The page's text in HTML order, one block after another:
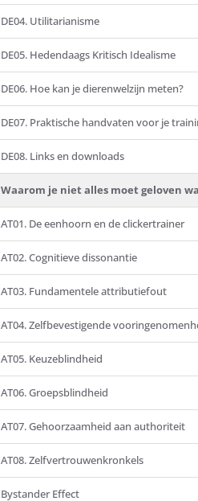
DE04. Utilitarianisme
DE05. Hedendaags Kritisch Idealisme
DE06. Hoe kan je dierenwelzijn meten?
DE07. Praktische handvaten voor je
DE08. Links en downloads
Waarom je niet alles moet geloven
AT01. De eenhoorn en de clickertrainer
AT02. Cognitieve dissonantie
AT03. Fundamentele attributiefout
AT04. Zelfbevestigende
AT05. Keuzeblindheid
AT06. Groepsblindheid
AT07. Gehoorzaamheid aan authoriteit
AT08. Zelfvertrouwenkronkels
Bystander Effect